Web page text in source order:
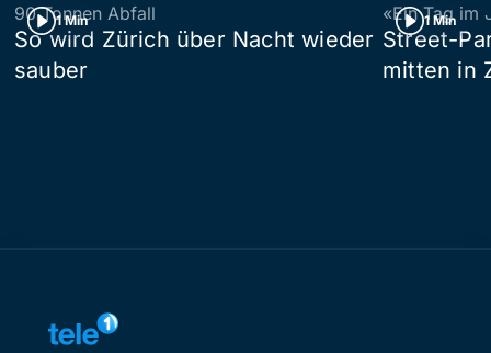
1 Min
90 Tonnen Abfall
So wird Zürich über Nacht wieder
sauber
1 Min
«Ein Tag im
Street-
mitten in